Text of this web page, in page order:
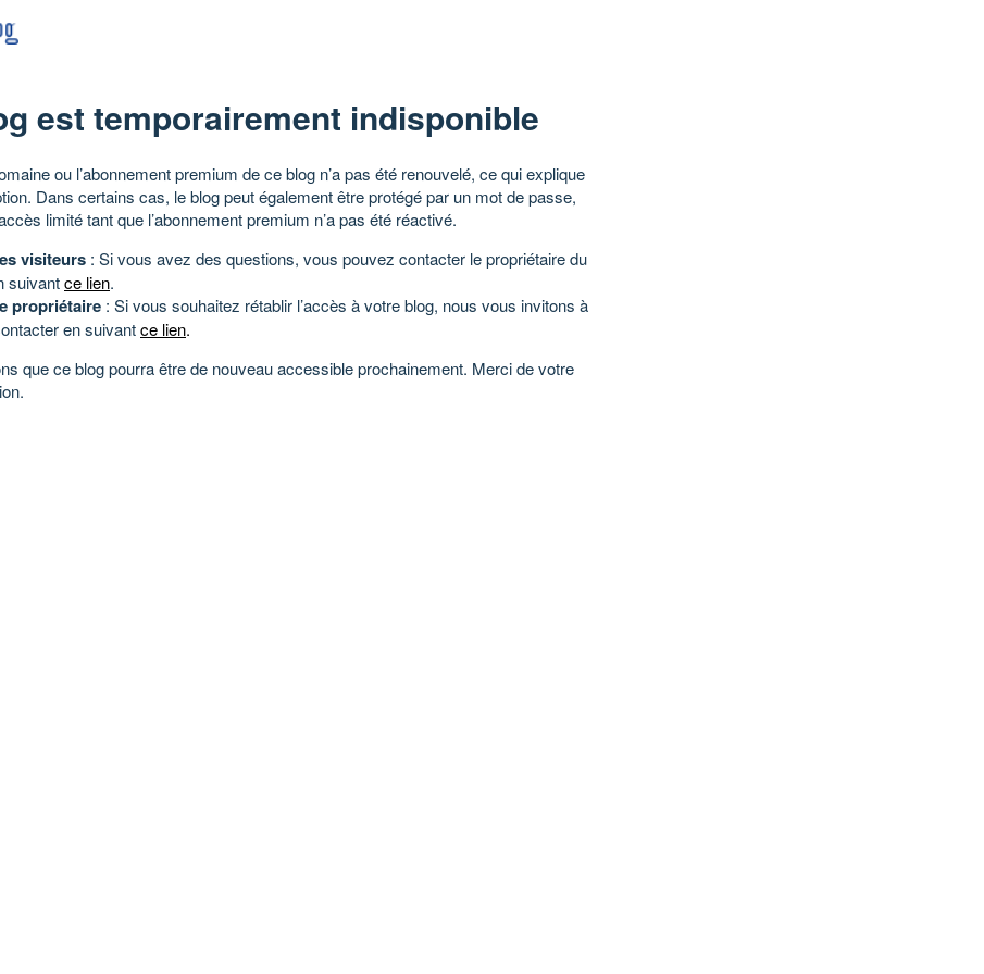
est temporairement indisponible
ou l’abonnement premium de ce blog n’a pas été renouvelé, ce qui explique
Dans certains cas, le blog peut également être protégé par un mot de passe,
limité tant que l’abonnement premium n’a pas été réactivé.
visiteurs : Si vous avez des questions, vous pouvez contacter le propriétaire du
suivantce lien.
propriétaire : Si vous souhaitez rétablir l’accès à votre blog, nous vous invitons à
en suivantce lien.
que ce blog pourra être de nouveau accessible prochainement. Merci de votre